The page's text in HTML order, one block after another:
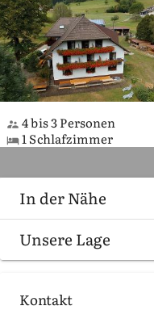
4 bis 3 Personen
1 Schlafzimmer
In der Nähe
Unsere Lage
Kontakt